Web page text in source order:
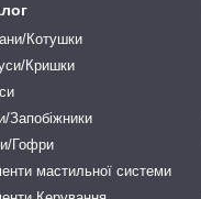
Котушки
Кришки
Запобіжники
Гофри
мастильної системи